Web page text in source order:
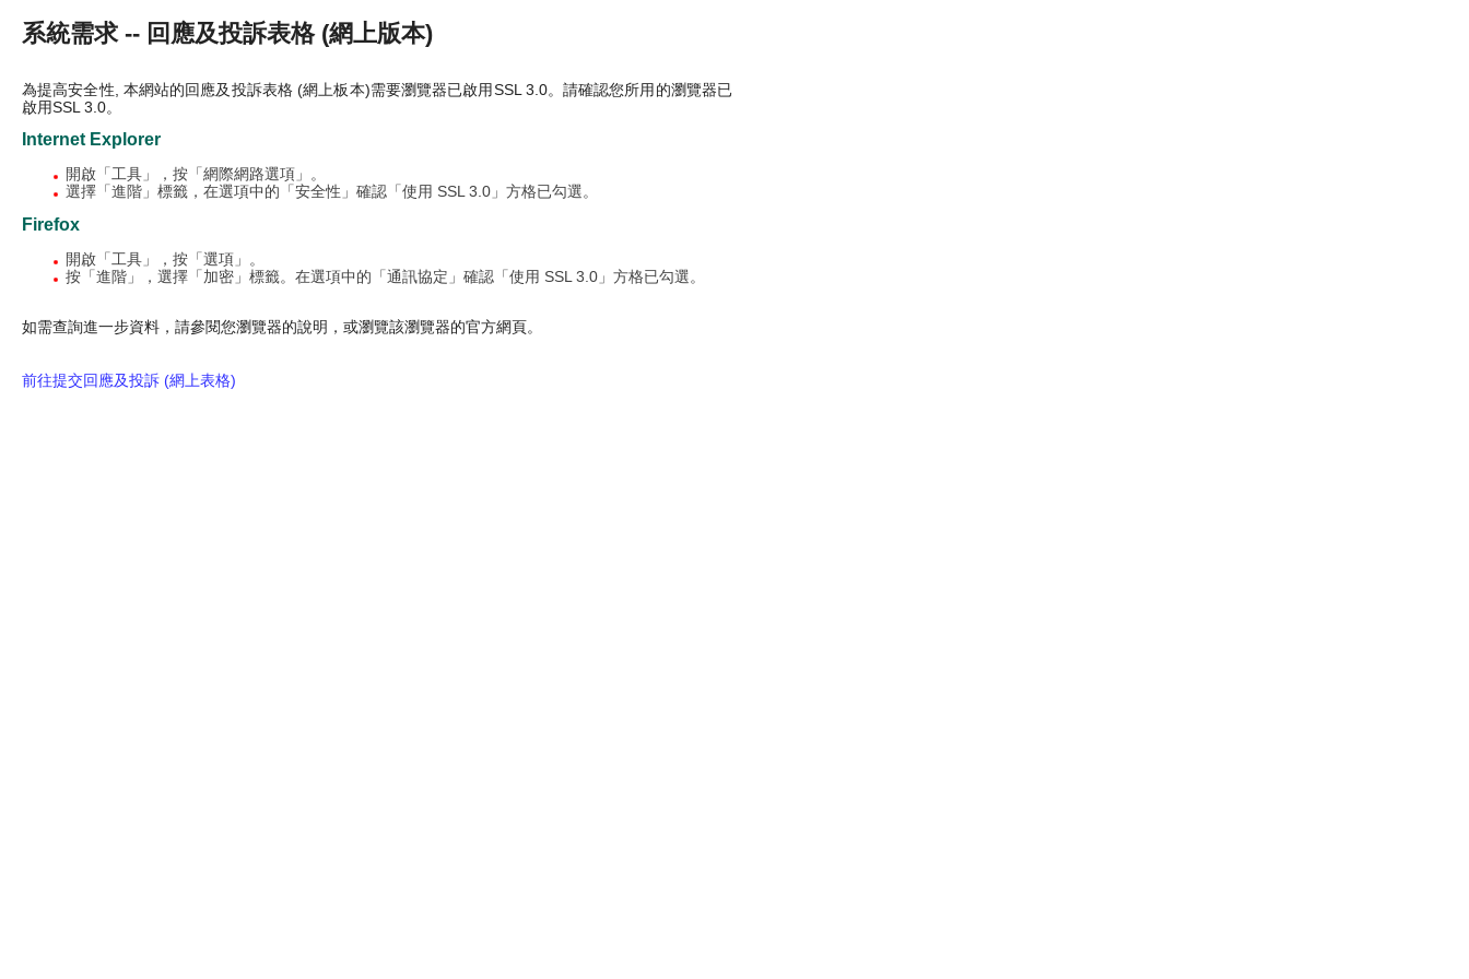
系統需求 -- 回應及投訴表格 (網上版本)
為提高安全性, 本網站的回應及投訴表格 (網上板本)需要瀏覽器已啟用SSL 3.0。請確認您所用的瀏覽器已
啟用SSL 3.0。
Internet Explorer
開啟「工具」，按「網際網路選項」。
選擇「進階」標籤，在選項中的「安全性」確認「使用 SSL 3.0」方格已勾選。
Firefox
開啟「工具」，按「選項」。
按「進階」，選擇「加密」標籤。在選項中的「通訊協定」確認「使用 SSL 3.0」方格已勾選。
如需查詢進一步資料，請參閱您瀏覽器的說明，或瀏覽該瀏覽器的官方網頁。
前往提交回應及投訴 (網上表格)